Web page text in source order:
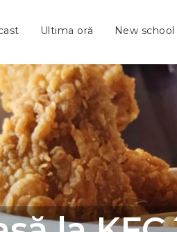
Ultima oră New school